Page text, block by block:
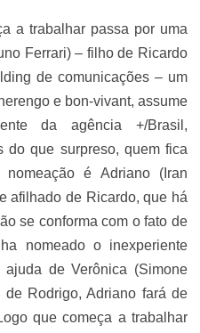
a trabalhar passa por uma
Ferrari) – filho de Ricardo
de comunicações – um
e bon-vivant, assume
da agência +/Brasil,
do que surpreso, quem fica
é Adriano (Iran
afilhado de Ricardo, que há
se conforma com o fato de
nomeado o inexperiente
de Verônica (Simone
de Rodrigo, Adriano fará de
que começa a trabalhar